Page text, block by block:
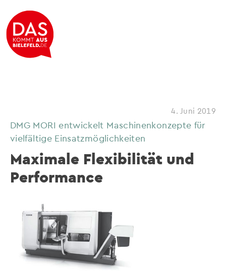
4. Juni 2019
DMG MORI entwickelt Maschinenkonzepte für
vielfältige Einsatzmöglichkeiten
Maximale Flexibilität und
Performance